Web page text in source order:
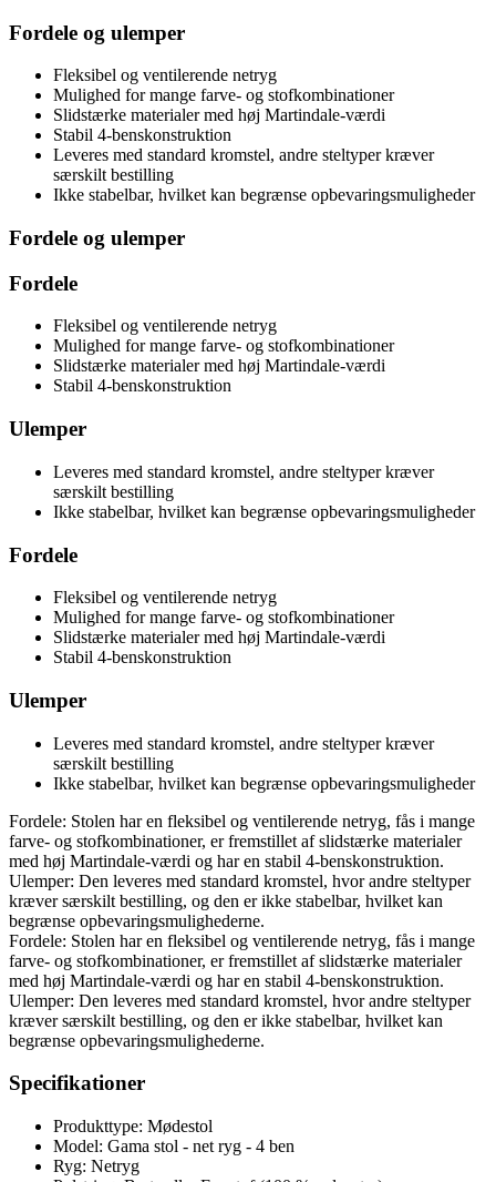
Fordele og ulemper
Fleksibel og ventilerende netryg
Mulighed for mange farve- og stofkombinationer
Slidstærke materialer med høj Martindale-værdi
Stabil 4-benskonstruktion
Leveres med standard kromstel, andre steltyper kræver
særskilt bestilling
Ikke stabelbar, hvilket kan begrænse opbevaringsmuligheder
Fordele og ulemper
Fordele
Fleksibel og ventilerende netryg
Mulighed for mange farve- og stofkombinationer
Slidstærke materialer med høj Martindale-værdi
Stabil 4-benskonstruktion
Ulemper
Leveres med standard kromstel, andre steltyper kræver
særskilt bestilling
Ikke stabelbar, hvilket kan begrænse opbevaringsmuligheder
Fordele
Fleksibel og ventilerende netryg
Mulighed for mange farve- og stofkombinationer
Slidstærke materialer med høj Martindale-værdi
Stabil 4-benskonstruktion
Ulemper
Leveres med standard kromstel, andre steltyper kræver
særskilt bestilling
Ikke stabelbar, hvilket kan begrænse opbevaringsmuligheder
Fordele: Stolen har en fleksibel og ventilerende netryg, fås i mange
farve- og stofkombinationer, er fremstillet af slidstærke materialer
med høj Martindale-værdi og har en stabil 4-benskonstruktion.
Ulemper: Den leveres med standard kromstel, hvor andre steltyper
kræver særskilt bestilling, og den er ikke stabelbar, hvilket kan
begrænse opbevaringsmulighederne.
Fordele: Stolen har en fleksibel og ventilerende netryg, fås i mange
farve- og stofkombinationer, er fremstillet af slidstærke materialer
med høj Martindale-værdi og har en stabil 4-benskonstruktion.
Ulemper: Den leveres med standard kromstel, hvor andre steltyper
kræver særskilt bestilling, og den er ikke stabelbar, hvilket kan
begrænse opbevaringsmulighederne.
Specifikationer
Produkttype: Mødestol
Model: Gama stol - net ryg - 4 ben
Ryg: Netryg